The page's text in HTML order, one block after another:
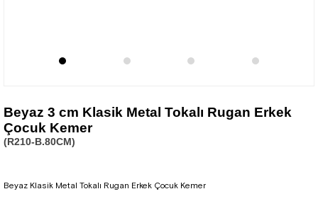
Beyaz 3 cm Klasik Metal Tokalı Rugan Erkek
Çocuk Kemer
(R210-B.80CM)
Beyaz Klasik Metal Tokalı Rugan Erkek Çocuk Kemer